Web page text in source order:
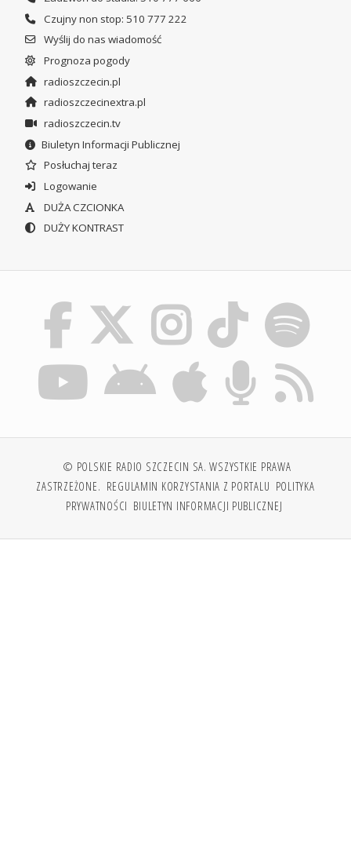
Czujny non stop: 510 777 222
Wyślij do nas wiadomość
Prognoza pogody
radioszczecin.pl
radioszczecinextra.pl
radioszczecin.tv
Biuletyn Informacji Publicznej
Posłuchaj teraz
Logowanie
DUŻA CZCIONKA
DUŻY KONTRAST
© POLSKIE RADIO SZCZECIN SA. WSZYSTKIE PRAWA
ZASTRZEŻONE. REGULAMIN KORZYSTANIA Z PORTALU POLITYKA
PRYWATNOŚCI BIULETYN INFORMACJI PUBLICZNEJ